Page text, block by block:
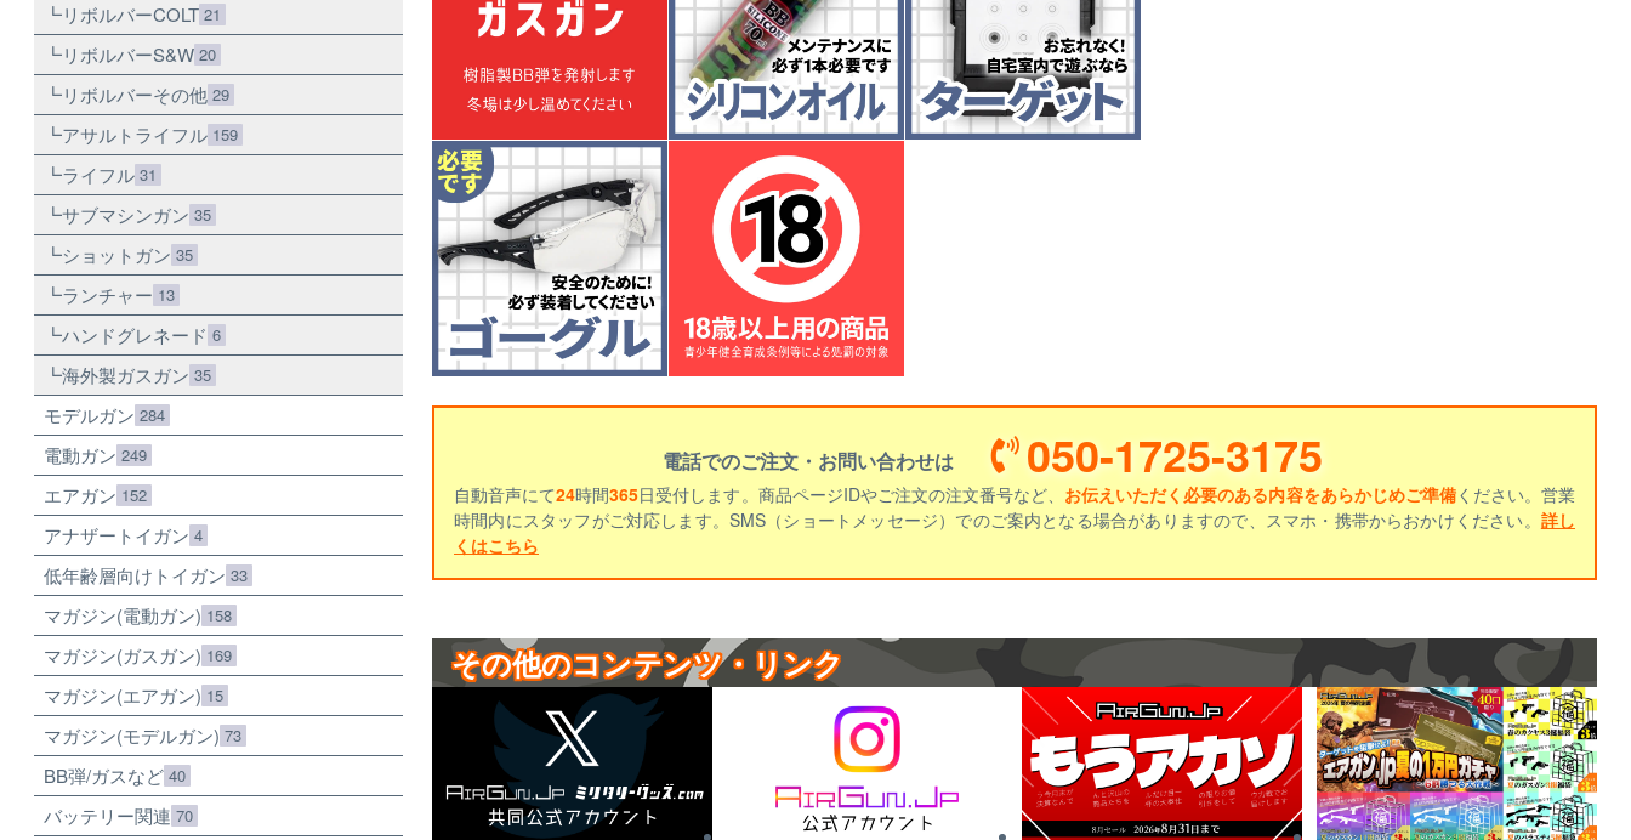
電話でのご注文・お問い合わせは 050-1725-3175
自動音声にて24時間365日受付します。商品ページIDやご注文の注文番号など、 お伝えいただく必要のある内容をあらかじめご準備ください。営業
時間内にスタッフがご対応します。SMS（ショートメッセージ）でのご案内となる場合がありますので、スマホ・携帯からおかけください。 詳し
くはこちら
その他のコンテンツ・リンク
リボルバーCOLT 21
リボルバーS&W 20
リボルバーその他 29
アサルトライフル 159
ライフル 31
サブマシンガン 35
ショットガン 35
ランチャー 13
ハンドグレネード 6
海外製ガスガン 35
モデルガン 284
電動ガン 249
エアガン 152
アナザートイガン 4
低年齢層向けトイガン 33
マガジン(電動ガン) 158
マガジン(ガスガン) 169
マガジン(エアガン) 15
マガジン(モデルガン) 73
BB弾/ガスなど 40
バッテリー関連 70